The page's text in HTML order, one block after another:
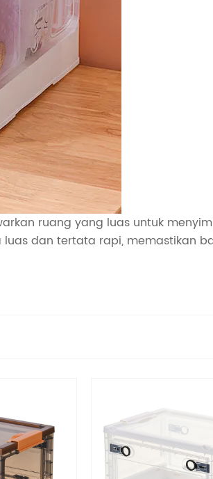
ruang yang luas untuk
dan tertata rapi, memastikan